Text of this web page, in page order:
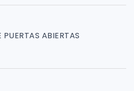
ABIERTAS